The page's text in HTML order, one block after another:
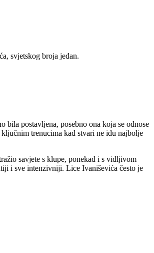
svjetskog broja jedan.
postavljena, posebno ona koja se odnose
trenucima kad stvari ne idu najbolje
savjete s klupe, ponekad i s vidljivom
i sve intenzivniji. Lice Ivaniševića često je